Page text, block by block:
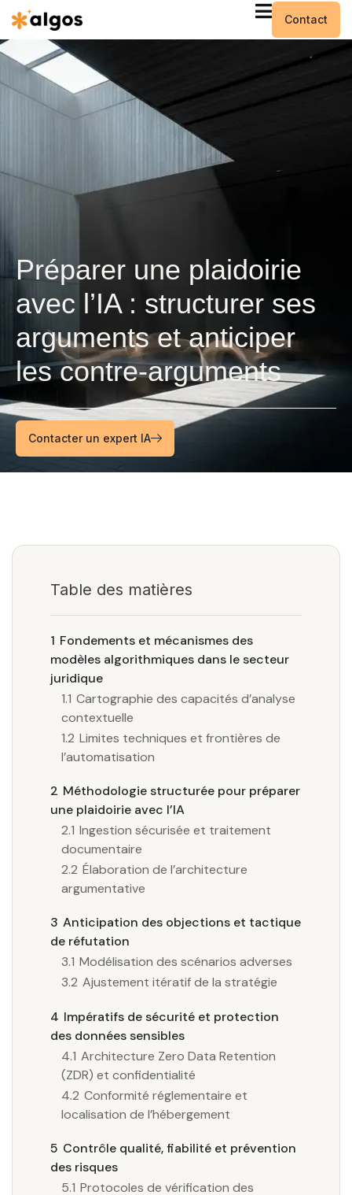
Contact
Préparer une plaidoirie
avec l’IA : structurer ses
arguments et anticiper
les contre-arguments
Contacter un expert IA
Table des matières
1 Fondements et mécanismes des
modèles algorithmiques dans le secteur
juridique
1.1 Cartographie des capacités d’analyse
contextuelle
1.2 Limites techniques et frontières de
l’automatisation
2 Méthodologie structurée pour préparer
une plaidoirie avec l’IA
2.1 Ingestion sécurisée et traitement
documentaire
2.2 Élaboration de l’architecture
argumentative
3 Anticipation des objections et tactique
de réfutation
3.1 Modélisation des scénarios adverses
3.2 Ajustement itératif de la stratégie
4 Impératifs de sécurité et protection
des données sensibles
4.1 Architecture Zero Data Retention
(ZDR) et confidentialité
4.2 Conformité réglementaire et
localisation de l’hébergement
5 Contrôle qualité, fiabilité et prévention
des risques
5.1 Protocoles de vérification des